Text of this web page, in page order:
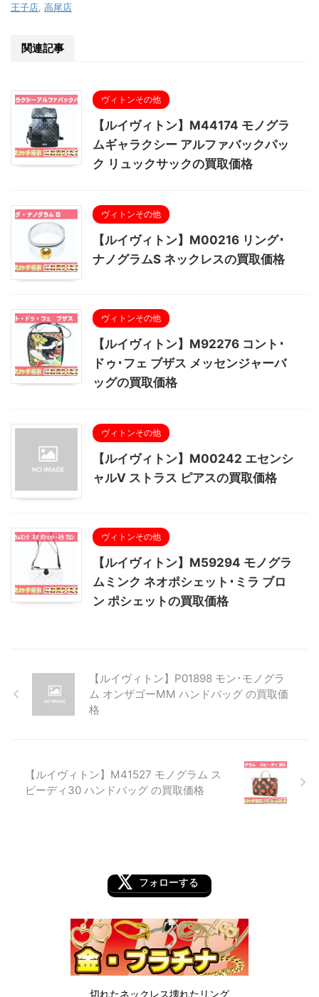
王子店 高尾店
関連記事
ヴィトンその他
【ルイヴィトン】M44174 モノグラ
ムギャラクシー アルファバックパッ
ク リュックサックの買取価格
ヴィトンその他
【ルイヴィトン】M00216 リング･
ナノグラムS ネックレスの買取価格
ヴィトンその他
【ルイヴィトン】M92276 コント･
ドゥ･フェ ブザス メッセンジャーバ
ッグの買取価格
ヴィトンその他
【ルイヴィトン】M00242 エセンシ
ャルV ストラス ピアスの買取価格
ヴィトンその他
【ルイヴィトン】M59294 モノグラ
ムミンク ネオポシェット･ミラ ブロ
ン ポシェットの買取価格
【ルイヴィトン】P01898 モン･モノグラ
ム オンザゴーMM ハンドバッグ の買取価
格
【ルイヴィトン】M41527 モノグラム ス
ピーディ30 ハンドバッグ の買取価格
フォローする
切れたネックレス壊れたリング